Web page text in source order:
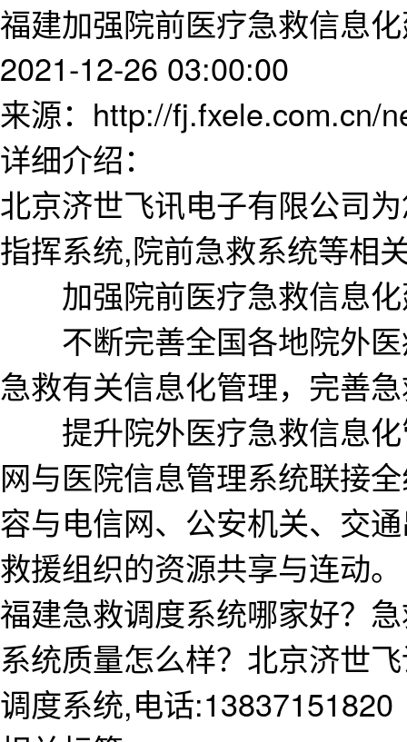
福建加强院前医疗急救信息
2021-12-26 03:00:00
来源：http://fj.fxele.com.cn/
详细介绍：
北京济世飞讯电子有限公司
指挥系统,院前急救系统等相
加强院前医疗急救信息化
不断完善全国各地院外医
急救有关信息化管理，完善
提升院外医疗急救信息化
网与医院信息管理系统联接
容与电信网、公安机关、交
救援组织的资源共享与连动。
福建急救调度系统哪家好？
系统质量怎么样？北京济世
调度系统,电话:13837151820